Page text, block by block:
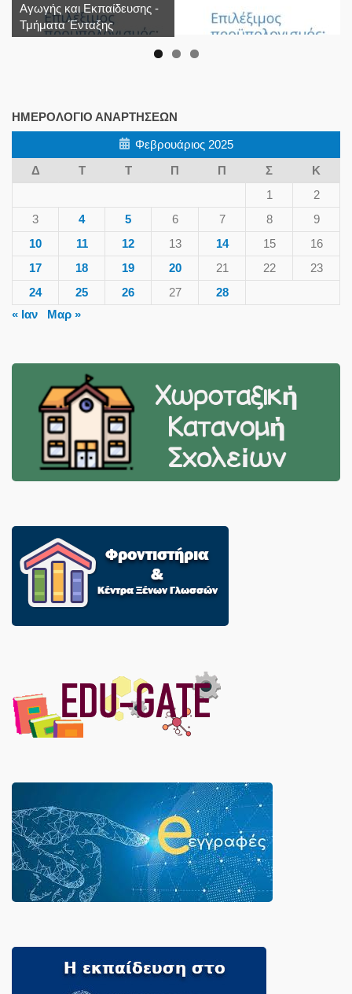
Αγωγής και Εκπαίδευσης -
Τμήματα Ένταξης
ΗΜΕΡΟΛΌΓΙΟ ΑΝΑΡΤΉΣΕΩΝ
Φεβρουάριος 2025
Δ
Τ Τ Π Π Σ
Κ
1
2
3
4 5 6 7 8
9
10
11 12 13 14 15
16
17
18 19 20 21 22
23
24
25 26 27
28
« Ιαν
Μαρ »